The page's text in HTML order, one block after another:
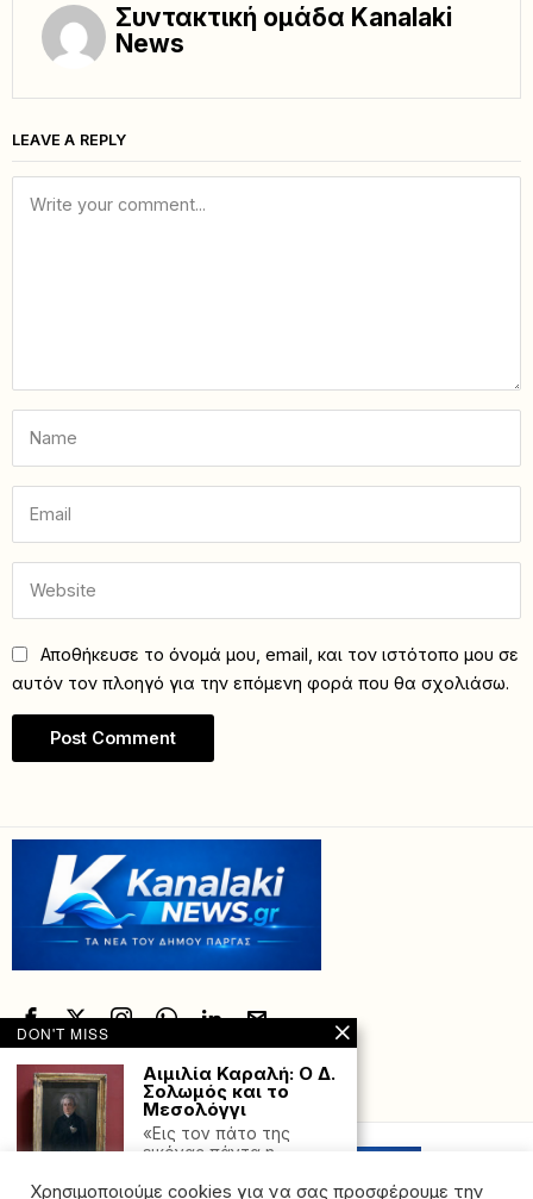
Συντακτική ομάδα Kanalaki
News
LEAVE A REPLY
Αποθήκευσε το όνομά μου, email, και τον ιστότοπο μου σε
αυτόν τον πλοηγό για την επόμενη φορά που θα σχολιάσω.
Powered with by Hostville”)
Χρησιμοποιούμε cookies για να σας προσφέρουμε την
DON'T MISS
Αιμιλία Καραλή: Ο Δ.
Σολωμός και το
Μεσολόγγι
«Εις τον πάτο της
εικόνας πάντα η